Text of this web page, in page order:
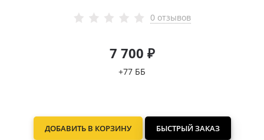
0 отзывов
7 700 ₽
+77 ББ
ДОБАВИТЬ В КОРЗИНУ БЫСТРЫЙ ЗАКАЗ